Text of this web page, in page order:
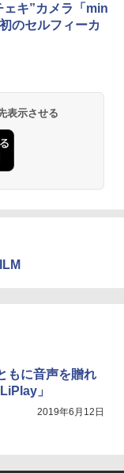
キ”カメラ「min
のセルフィーカ
表示させる
もに音声を贈れ
」
2019年6月12日